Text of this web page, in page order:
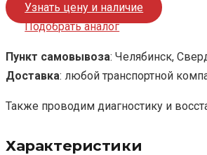
Узнать цену и наличие
Подобрать аналог
Пункт самовывоза: Челябинск,
Доставка: любой транспортной
Также проводим диагностику и
Характеристики